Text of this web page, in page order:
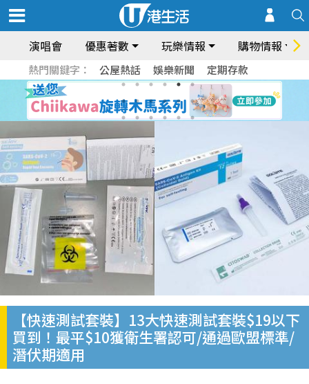
演唱會 優惠著數 玩樂情報 購物情報
熱門關鍵字： 公屋熱話 娛樂新聞 定期存款
【快速測試套裝】13大快速測試套裝$19以下
買到！最平$10獲衛生署認可/通過歐盟標準/
潛伏期適用